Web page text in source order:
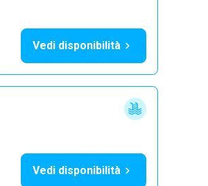
Vedi disponibilità
Vedi disponibilità